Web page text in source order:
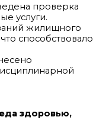
проверка
услуги.
жилищного
способствовало
здоровью,